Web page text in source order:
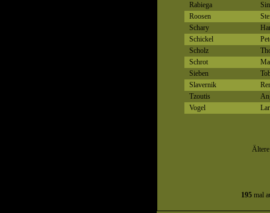
Rabiega
Roosen
Schary
Schickel
Scholz
Schrot
Sieben
Slavernik
Tzoutis
Vogel
195mal